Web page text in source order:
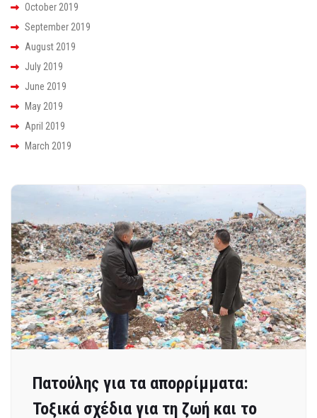
October 2019
September 2019
August 2019
July 2019
June 2019
May 2019
April 2019
March 2019
Πατούλης για τα απορρίμματα:
Τοξικά σχέδια για τη ζωή και το